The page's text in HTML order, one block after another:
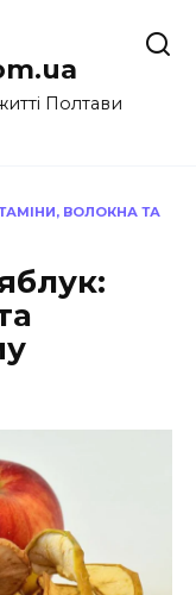
Полтави
ВОЛОКНА ТА